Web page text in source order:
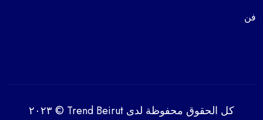
فن
كل الحقوق محفوظة لدى Trend Beirut © ٢٠٢٣